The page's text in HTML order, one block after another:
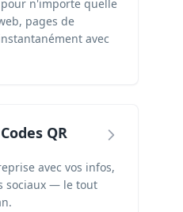
pour n'importe quelle
pages de
avec
QR
avec vos infos,
sociaux — le tout